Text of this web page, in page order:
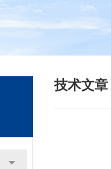
技术文章